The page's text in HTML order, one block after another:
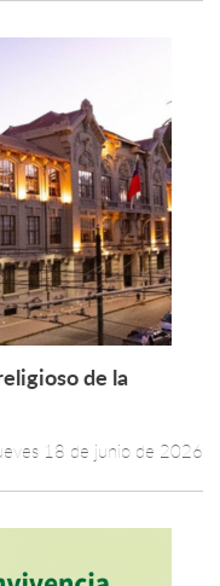
Leer más +
de la
18 de junio de 2026